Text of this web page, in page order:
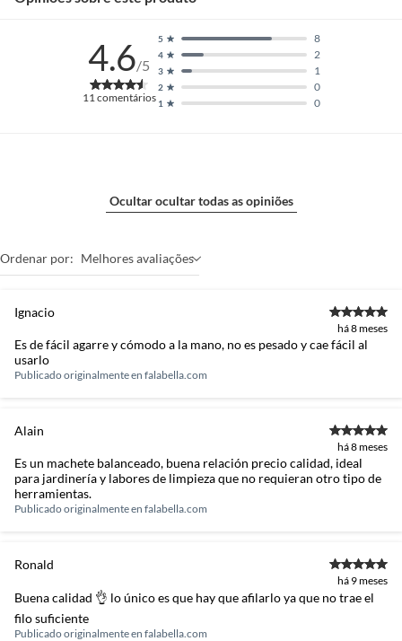
4.6/5
11comentários 1 0
2 0
3 1
4 2
5 8
Ocultar ocultar todas as opiniões
Ordenar por: Melhores avaliações
Ignacio
há 8 meses
Es de fácil agarre y cómodo a la mano, no es pesado y cae fácil al
usarlo
Publicado originalmente en falabella.com
Alain
há 8 meses
Es un machete balanceado, buena relación precio calidad, ideal
para jardinería y labores de limpieza que no requieran otro tipo de
herramientas.
Publicado originalmente en falabella.com
Ronald
há 9 meses
Buena calidad 👌 lo único es que hay que afilarlo ya que no trae el
filo suficiente
Publicado originalmente en falabella.com